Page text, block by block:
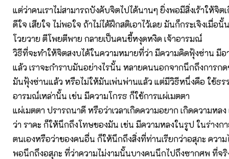
แต่ว่าคนเราไม่สามารถบังคับจิตไปได้นานๆ ยิ่งพอมีสิ่งเร้าให้จิต
ดีใจ เสียใจ ไม่พอใจ ถ้าไม่ได้ฝึกสติเอาไว้เลย มันก็กระเจิงเมื่อ
โวยวาย ตีโพยตีพาย กลายเป็นคนขี้หงุดหงิด เจ้าอารมณ์
วิธีที่จะทำให้จิตสงบได้ในความหมายที่ว่า มีความคิดฟุ้งซ่าน มี
แล้ว เราจะกำราบมันอย่างไรนั้น หลายคนนอกจากนึกถึงการก
มันฟุ้งซ่านแล้ว หรือไม่ให้มันเพ่นพ่านแล้ว แต่มีวิธีหนึ่งคือ ใช้ธร
อารมณ์เหล่านั้น เช่น มีความโกรธ ก็ใช้การแผ่เมตตา
แผ่เมตตา ปรารถนาดี หรือว่าเวลาเกิดความอยาก เกิดความหลง
ว่า ราคะ ก็ให้นึกถึงโทษของมัน เช่น มีความหลงในรูป ในร่างก
ตนเองหรือว่าของคนอื่น ก็ให้นึกถึงสิ่งที่ท่านเรียกว่าอสุภะ ความ
พอนึกถึงอสุภะ ที่ว่าความไม่งามนั้นบางคนนึกไปถึงซากศพ ที่จริ